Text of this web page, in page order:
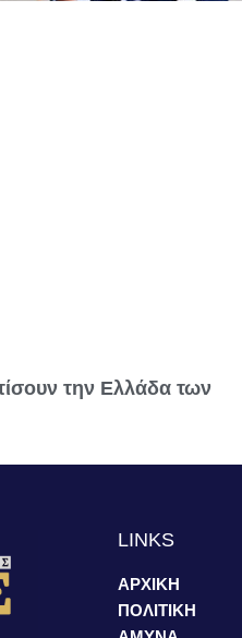
την Ελλάδα των
LINKS
ΑΡΧΙΚΗ
ΠΟΛΙΤΙΚΗ